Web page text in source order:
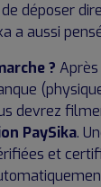
déposer
a aussi
?
devrez
PaySika.
et